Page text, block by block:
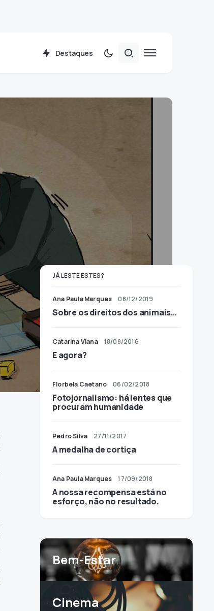
Destaques
JÁ LESTE ESTES?
Ana Paula Marques 08/12/2019
Sobre os direitos dos animais…
Catarina Viana 18/08/2016
E agora?
Florbela Caetano 06/02/2018
Fotojornalismo: há lentes que
procuram humanidade
Pedro Silva 27/11/2017
A medalha de cortiça
Ana Paula Marques 17/09/2018
A nossa recompensa está no
esforço, não no resultado.
Bem-Estar
Cinema